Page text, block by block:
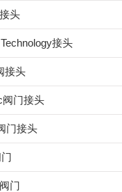
头
接头
接头
阀门接头
门接头
门